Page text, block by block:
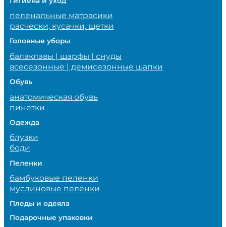
пеленальные матрасики
расчески, кусачки, щетки
Головные уборы
балаклавы | шарфы | снуды
всесезонные | демисезонные шапки
Обувь
анатомическая обувь
пинетки
Одежда
блузки
боди
Пеленки
бамбуковые пеленки
муслиновые пеленки
Пледы и одеяла
Подарочные упаковки